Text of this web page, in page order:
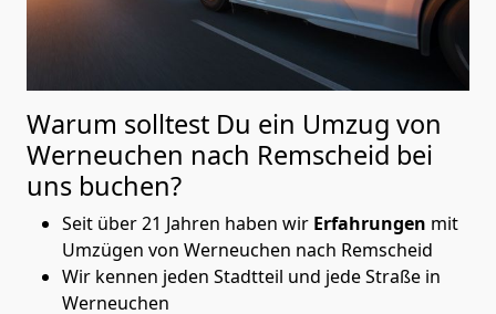
Warum solltest Du ein Umzug von
Werneuchen nach Remscheid bei
uns buchen?
Seit über 21 Jahren haben wir Erfahrungen mit
Umzügen von Werneuchen nach Remscheid
Wir kennen jeden Stadtteil und jede Straße in
Werneuchen